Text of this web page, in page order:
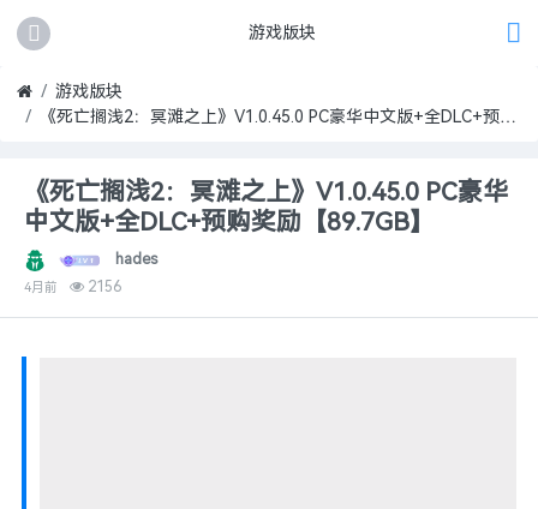
游戏版块
游戏版块
《死亡搁浅2：冥滩之上》V1.0.45.0 PC豪华中文版+全DLC+预购奖励【89.7GB】
《死亡搁浅2：冥滩之上》V1.0.45.0 PC豪华
中文版+全DLC+预购奖励【89.7GB】
hades
4月前 2156